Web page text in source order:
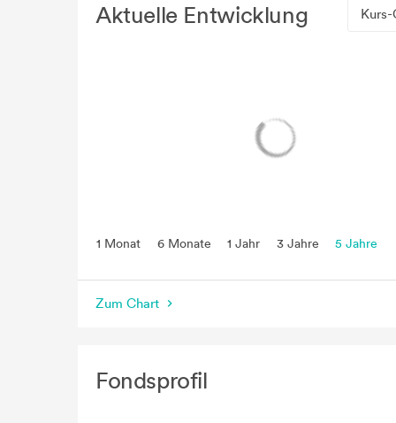
Aktuelle Entwicklung Kurs-
1 Monat 6 Monate 1 Jahr 3 Jahre 5 Jahre
Zum Chart
Fondsprofil